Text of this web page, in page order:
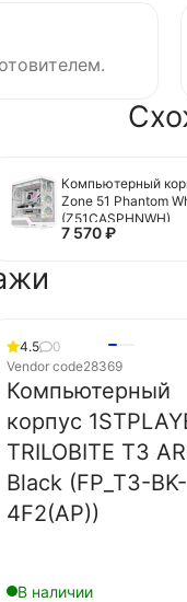
Компьютерный
Zone 51 Phantom
(Z51CASPHNWH)
7 570₽
4.5
0
Vendor code28369
Компьютерный
корпус
TRILOBITE T3
Black (FP_T3-BK-
4F2(AP))
В наличии